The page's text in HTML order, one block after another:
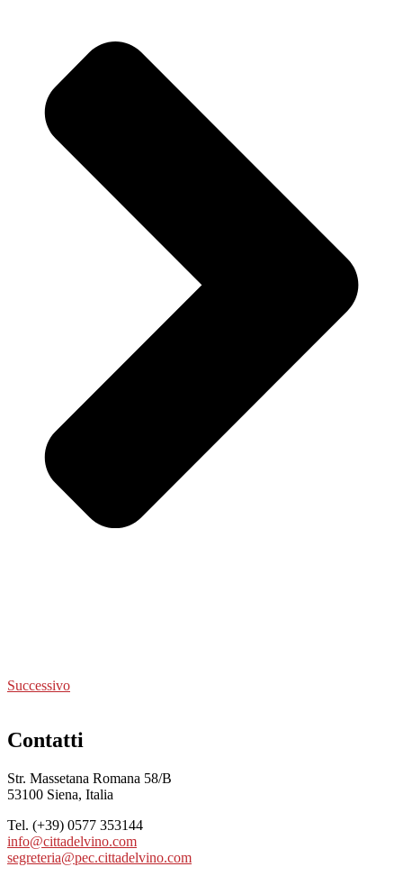
Successivo
Contatti
Str. Massetana Romana 58/B
53100 Siena, Italia
Tel. (+39) 0577 353144
info@cittadelvino.com
segreteria@pec.cittadelvino.com